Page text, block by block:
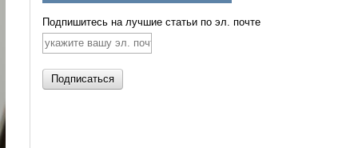
Подпишитесь на лучшие статьи по эл. почте